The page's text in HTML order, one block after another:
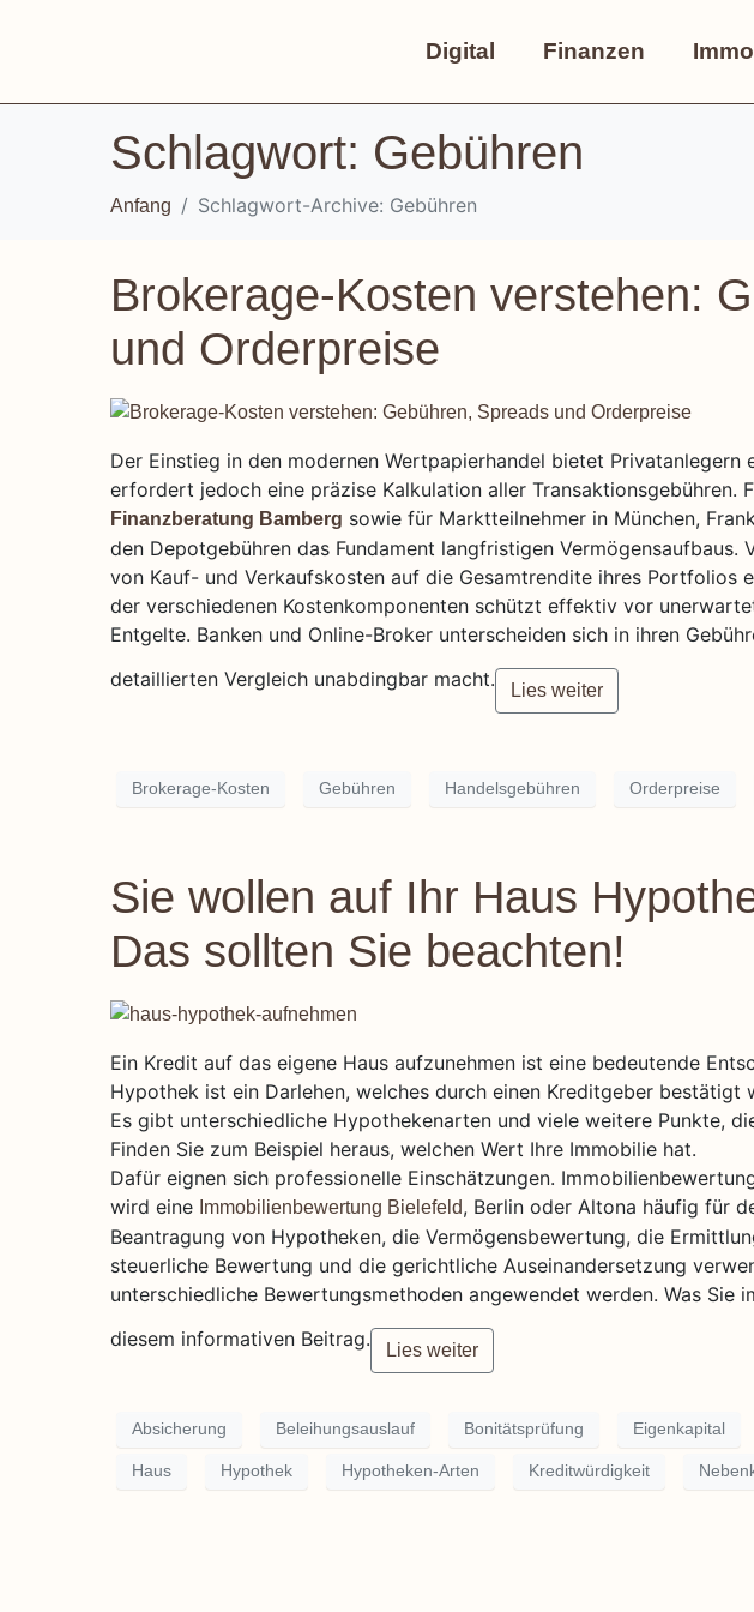
Digital Finanzen
Schlagwort: Gebühren
Anfang Schlagwort-Archive: Gebühren
Brokerage-Kosten verstehen:
und Orderpreise
Der Einstieg in den modernen Wertpapierhandel bietet Privatanlegern
erfordert jedoch eine präzise Kalkulation aller Transaktionsgebühren.
Finanzberatung Bamberg sowie für Marktteilnehmer in München,
den Depotgebühren das Fundament langfristigen Vermögensaufbaus.
von Kauf- und Verkaufskosten auf die Gesamtrendite ihres Portfolios
der verschiedenen Kostenkomponenten schützt effektiv vor
Entgelte. Banken und Online-Broker unterscheiden sich in ihren
detaillierten Vergleich unabdingbar macht.
Lies weiter
Brokerage-Kosten Gebühren Handelsgebühren Orderpreise
Sie wollen auf Ihr Haus
Das sollten Sie beachten!
Ein Kredit auf das eigene Haus aufzunehmen ist eine bedeutende
Hypothek ist ein Darlehen, welches durch einen Kreditgeber bestätigt
Es gibt unterschiedliche Hypothekenarten und viele weitere Punkte,
Finden Sie zum Beispiel heraus, welchen Wert Ihre Immobilie hat.
Dafür eignen sich professionelle Einschätzungen.
wird eine Immobilienbewertung Bielefeld, Berlin oder Altona häufig für
Beantragung von Hypotheken, die Vermögensbewertung, die
steuerliche Bewertung und die gerichtliche Auseinandersetzung
unterschiedliche Bewertungsmethoden angewendet werden. Was Sie
diesem informativen Beitrag.
Lies weiter
Absicherung Beleihungsauslauf Bonitätsprüfung Eigenkapital
Haus Hypothek Hypotheken-Arten Kreditwürdigkeit